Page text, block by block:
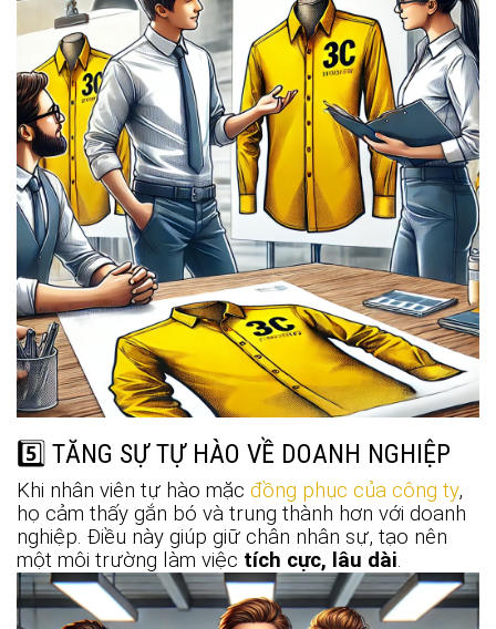
5️⃣ TĂNG SỰ TỰ HÀO VỀ DOANH NGHIỆP
Khi nhân viên tự hào mặc đồng phục của công ty,
họ cảm thấy gắn bó và trung thành hơn với doanh
nghiệp. Điều này giúp giữ chân nhân sự, tạo nên
một môi trường làm việc tích cực, lâu dài.